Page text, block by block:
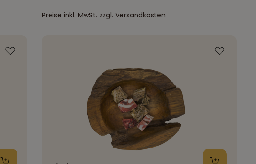
Preise inkl. MwSt. zzgl. Versandkosten